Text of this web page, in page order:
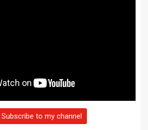
Subscribe to my channel